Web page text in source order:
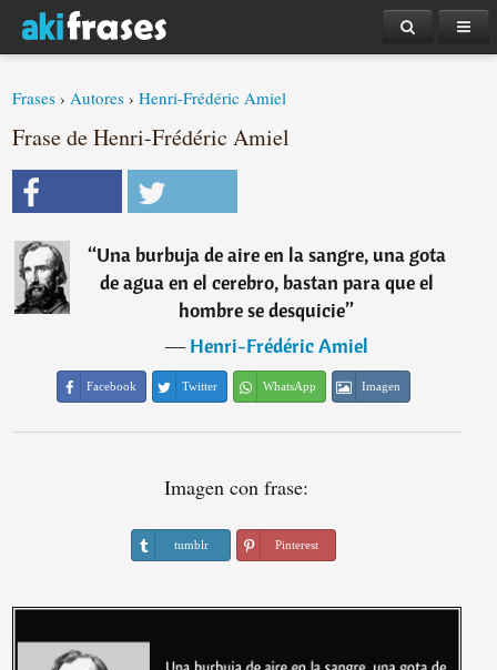
Frases ›Autores ›Henri-Frédéric Amiel
Frase de Henri-Frédéric Amiel
“Una burbuja de aire en la sangre, una gota
de agua en el cerebro, bastan para que el
hombre se desquicie”
―Henri-Frédéric Amiel
Facebook Twitter WhatsApp Imagen
Imagen con frase:
tumblr Pinterest